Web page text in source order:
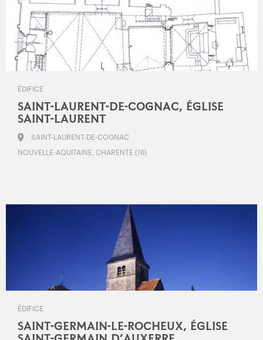
ÉDIFICE
SAINT-LAURENT-DE-COGNAC, ÉGLISE
SAINT-LAURENT
SAINT-LAURENT-DE-COGNAC
NOUVELLE-AQUITAINE, CHARENTE (16)
ÉDIFICE
SAINT-GERMAIN-LE-ROCHEUX, ÉGLISE